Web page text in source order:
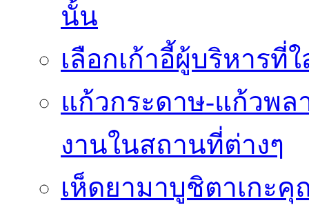
นั้น
เลือกเก้าอี้ผู้บริหารที่
แก้วกระดาษ-แก้วพล
งานในสถานที่ต่างๆ
เห็ดยามาบูชิตาเกะ